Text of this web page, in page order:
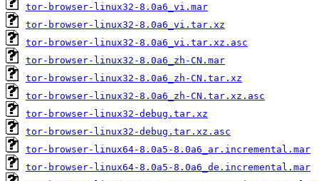
tor-browser-linux32-8.0a6_vi.mar
tor-browser-linux32-8.0a6_vi.tar.xz
tor-browser-linux32-8.0a6_vi.tar.xz.asc
tor-browser-linux32-8.0a6_zh-CN.mar
tor-browser-linux32-8.0a6_zh-CN.tar.xz
tor-browser-linux32-8.0a6_zh-CN.tar.xz.asc
tor-browser-linux32-debug.tar.xz
tor-browser-linux32-debug.tar.xz.asc
tor-browser-linux64-8.0a5-8.0a6_ar.incremental.mar
tor-browser-linux64-8.0a5-8.0a6_de.incremental.mar